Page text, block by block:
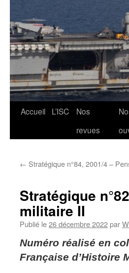
Aller
Accueil L’ISC
Nos
revues
← Stratégique n°84, 2001/4 –
Stratégique
militaire II
Publié le26 décembre 2022par
Numéro réalisé en
Française d’Histoire